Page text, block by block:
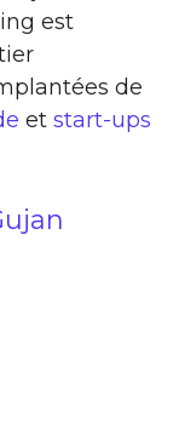
est
de
et start-ups